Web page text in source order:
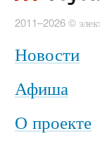
2011–2026 ©
Новости
Афиша
О проекте